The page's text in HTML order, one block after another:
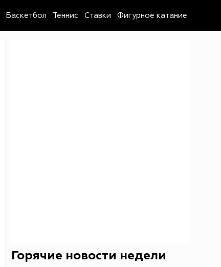
Баскетбол Теннис Ставки Фигурное катание
Горячие новости недели